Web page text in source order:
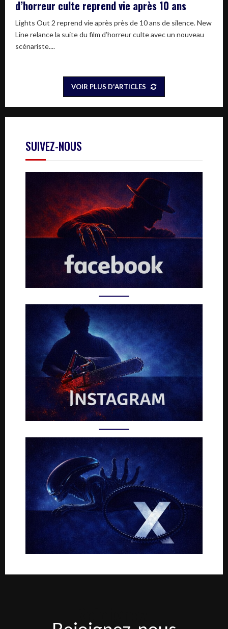
d’horreur culte reprend vie après 10 ans
Lights Out 2 reprend vie après près de 10 ans de silence. New
Line relance la suite du film d’horreur culte avec un nouveau
scénariste....
VOIR PLUS D'ARTICLES
SUIVEZ-NOUS